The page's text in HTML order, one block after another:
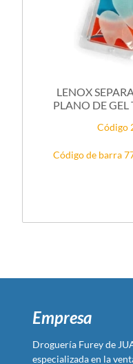
LENOX
Código
Código de barra
Empresa
Droguería Furey de
especializada en la